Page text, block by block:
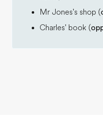
Mr Jones's shop (
Charles' book (